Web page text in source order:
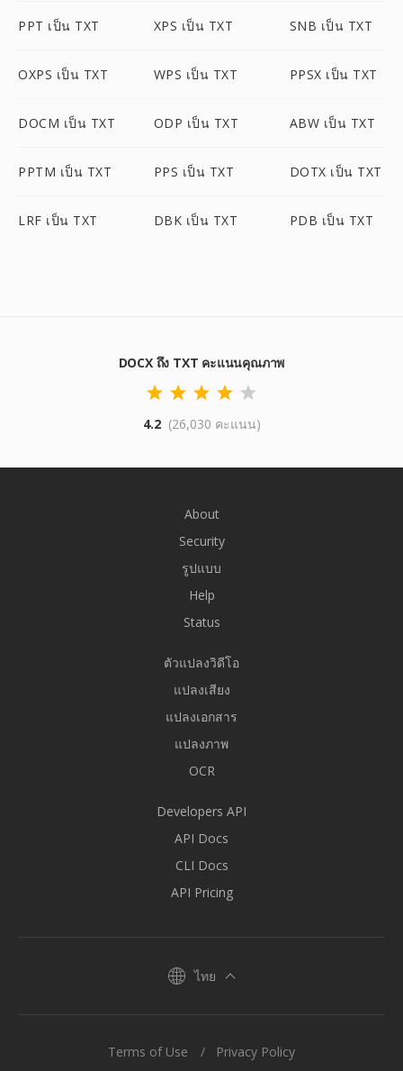
PPT เป็น TXT XPS เป็น TXT SNB เป็น TXT
OXPS เป็น TXT WPS เป็น TXT PPSX เป็น TXT
DOCM เป็น TXT ODP เป็น TXT ABW เป็น TXT
PPTM เป็น TXT PPS เป็น TXT DOTX เป็น TXT
LRF เป็น TXT DBK เป็น TXT PDB เป็น TXT
DOCX ถึง TXT คะแนนคุณภาพ
4.2 (26,030 คะแนน)
About
Security
รูปแบบ
Help
Status
ตัวแปลงวิดีโอ
แปลงเสียง
แปลงเอกสาร
แปลงภาพ
OCR
Developers API
API Docs
CLI Docs
API Pricing
ไทย
Terms of Use Privacy Policy